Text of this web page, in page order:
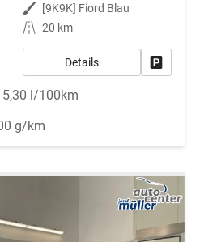
Außenfarbe [9K9K] Fiord Blau
Kilometerstand 20 km
Details
5,30 l/100km
g/km